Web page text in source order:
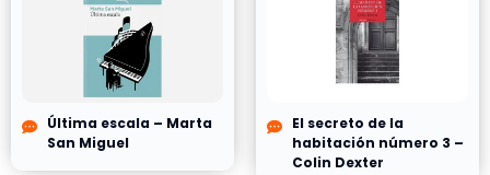
Última escala – Marta
San Miguel
El secreto de la
habitación número 3 –
Colin Dexter